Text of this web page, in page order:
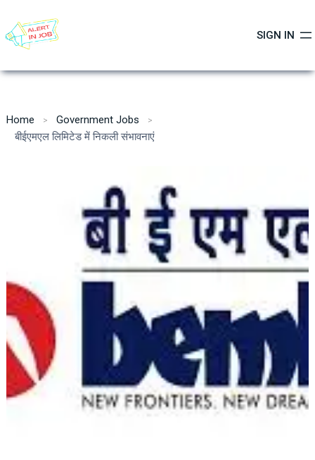
content
SIGN IN
Home
Government Jobs
बीईएमएल लिमिटेड में निकली संभावनाएं